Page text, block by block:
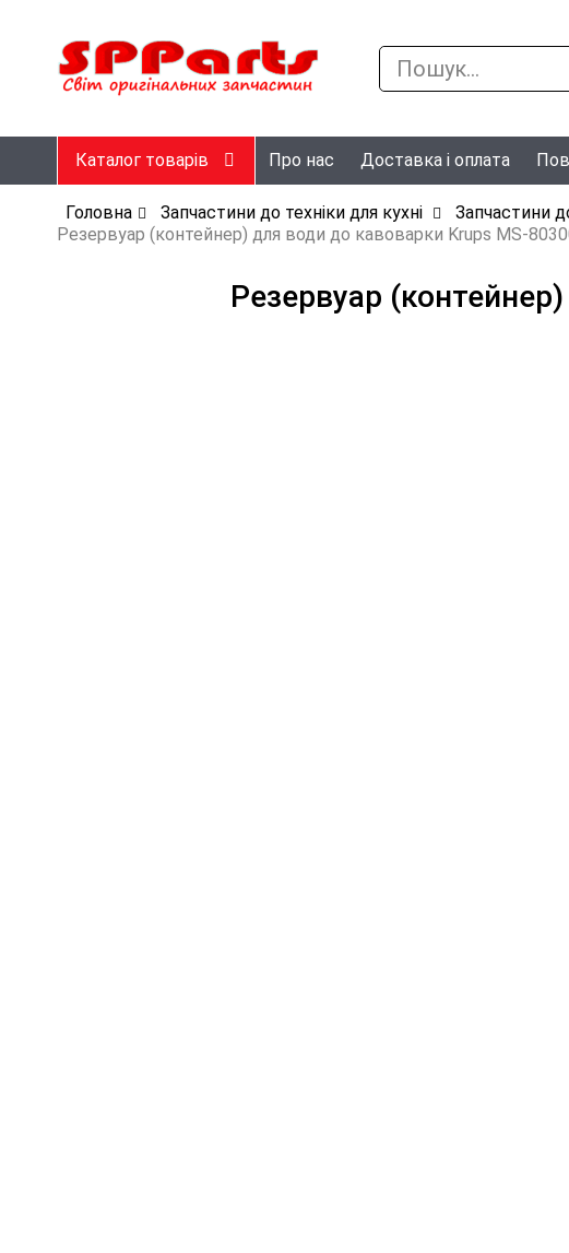
Каталог товарів Про нас Доставка і оплата
Головна Запчастини до техніки для кухні Запчастини
Резервуар (контейнер) для води до кавоварки Krups MS-
Резервуар